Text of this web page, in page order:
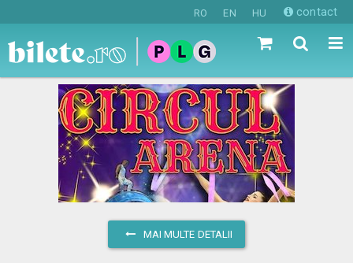
RO EN HU contact
MAI MULTE DETALII